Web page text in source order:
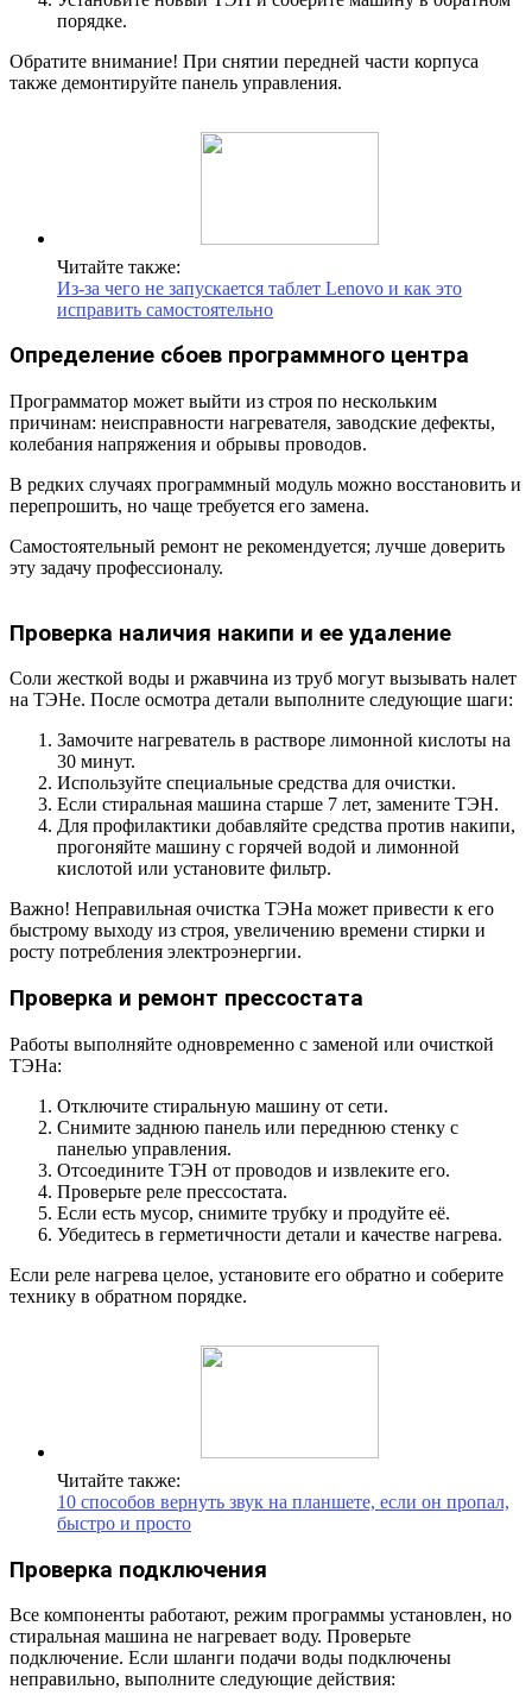
порядке.
Обратите внимание! При снятии передней части корпуса
также демонтируйте панель управления.
Читайте также:
Из-за чего не запускается таблет Lenovo и как это
исправить самостоятельно
Определение сбоев программного центра
Программатор может выйти из строя по нескольким
причинам: неисправности нагревателя, заводские дефекты,
колебания напряжения и обрывы проводов.
В редких случаях программный модуль можно восстановить и
перепрошить, но чаще требуется его замена.
Самостоятельный ремонт не рекомендуется; лучше доверить
эту задачу профессионалу.
Проверка наличия накипи и ее удаление
Соли жесткой воды и ржавчина из труб могут вызывать налет
на ТЭНе. После осмотра детали выполните следующие шаги:
Замочите нагреватель в растворе лимонной кислоты на
30 минут.
Используйте специальные средства для очистки.
Если стиральная машина старше 7 лет, замените ТЭН.
Для профилактики добавляйте средства против накипи,
прогоняйте машину с горячей водой и лимонной
кислотой или установите фильтр.
Важно! Неправильная очистка ТЭНа может привести к его
быстрому выходу из строя, увеличению времени стирки и
росту потребления электроэнергии.
Проверка и ремонт прессостата
Работы выполняйте одновременно с заменой или очисткой
ТЭНа:
Отключите стиральную машину от сети.
Снимите заднюю панель или переднюю стенку с
панелью управления.
Отсоедините ТЭН от проводов и извлеките его.
Проверьте реле прессостата.
Если есть мусор, снимите трубку и продуйте её.
Убедитесь в герметичности детали и качестве нагрева.
Если реле нагрева целое, установите его обратно и соберите
технику в обратном порядке.
Читайте также:
10 способов вернуть звук на планшете, если он пропал,
быстро и просто
Проверка подключения
Все компоненты работают, режим программы установлен, но
стиральная машина не нагревает воду. Проверьте
подключение. Если шланги подачи воды подключены
неправильно, выполните следующие действия: